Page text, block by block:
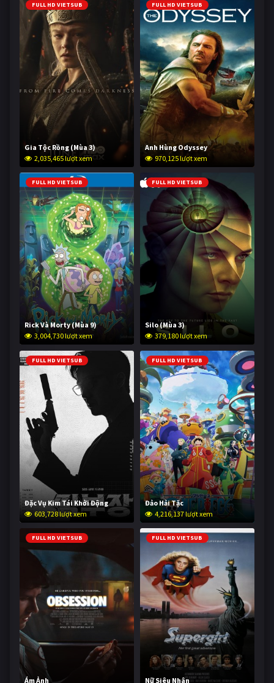
FULL HD VIETSUB
Gia Tộc Rồng (Mùa 3)
2,035,465 lượt xem
FULL HD VIETSUB
Anh Hùng Odyssey
970,125 lượt xem
FULL HD VIETSUB
Rick Và Morty (Mùa 9)
3,004,730 lượt xem
FULL HD VIETSUB
Silo (Mùa 3)
379,180 lượt xem
FULL HD VIETSUB
Đặc Vụ Kim Tái Khởi Động
603,728 lượt xem
FULL HD VIETSUB
Đảo Hải Tặc
4,216,137 lượt xem
FULL HD VIETSUB
Ám Ảnh
FULL HD VIETSUB
Nữ Siêu Nhân